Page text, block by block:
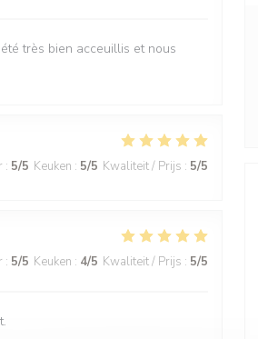
très bien acceuillis et nous
: 5/5 Keuken : 5/5 Kwaliteit / Prijs : 5/5
: 5/5 Keuken : 4/5 Kwaliteit / Prijs : 5/5